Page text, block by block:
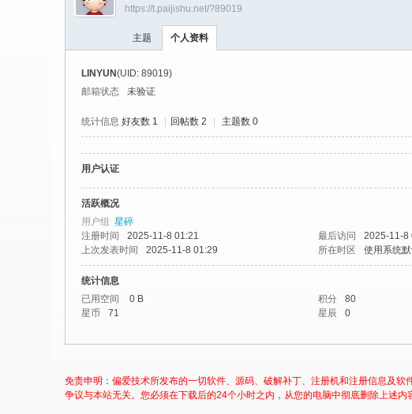
技
科
刀
https://t.paijishu.net/?89019
主题 个人资料
LINYUN(UID: 89019)
邮箱状态
未验证
统计信息 好友数 1 回帖数 2 主题数 0
用户认证
活跃概况
用户组 星碎
注册时间
2025-11-8 01:21 最后访问 2025-11-8
上次发表时间
2025-11-8 01:29 所在时区 使用系统
统计信息
已用空间
0 B 积分 80
星币
71 星辰 0
免责申明：偏爱技术所发布的一切软件、源码、破解补丁、注册机和注册信息及
争议与本站无关。您必须在下载后的24个小时之内，从您的电脑中彻底删除上述